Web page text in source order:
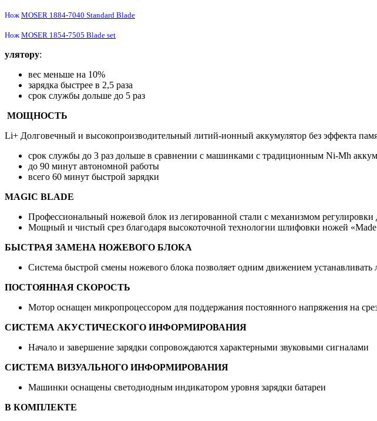
Нож MOSER 1884-7040 Standard Blade
Нож MOSER 1854-7505 Blade set
улятору:
вес меньше на 10%
зарядка быстрее в 2,5 раза
срок службы дольше до 5 раз
МОЩНОСТЬ
Li+ Долговечный и высокопроизводительный литий-ионный аккумулятор без эффекта
срок службы до 3 раз дольше в сравнении с машинками с традиционным Ni-Mh
до 90 минут автономной работы
всего 60 минут быстрой зарядки
MAGIC BLADE
Профессиональный ножевой блок из легированной стали с механизмом регулировки
Мощный и чистый срез благодаря высокоточной технологии шлифовки ножей «Made
БЫСТРАЯ ЗАМЕНА НОЖЕВОГО БЛОКА
Система быстрой смены ножевого блока позволяет одним движением
ПОСТОЯННАЯ СКОРОСТЬ
Мотор оснащен микропроцессором для поддержания постоянного напряжения на
СИСТЕМА АКУСТИЧЕСКОГО ИНФОРМИРОВАНИЯ
Начало и завершение зарядки сопровождаются характерными звуковыми сигналами
СИСТЕМА ВИЗУАЛЬНОГО ИНФОРМИРОВАНИЯ
Машинки оснащены светодиодным индикатором уровня зарядки батареи
В КОМПЛЕКТЕ